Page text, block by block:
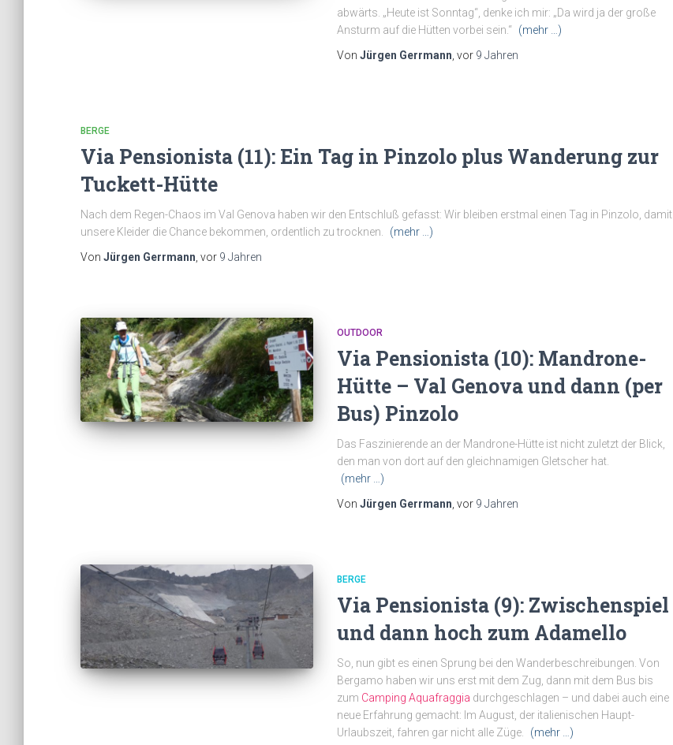
abwärts. „Heute ist Sonntag“, denke ich mir: „Da wird ja der große
Ansturm auf die Hütten vorbei sein.“ (mehr …)
Von Jürgen Gerrmann , vor 9 Jahren
BERGE
Via Pensionista (11): Ein Tag in Pinzolo plus Wanderung zur
Tuckett-Hütte
Nach dem Regen-Chaos im Val Genova haben wir den Entschluß gefasst: Wir bleiben erstmal einen Tag in Pinzolo, damit
unsere Kleider die Chance bekommen, ordentlich zu trocknen.
(mehr …)
Von Jürgen Gerrmann , vor 9 Jahren
OUTDOOR
Via Pensionista (10): Mandrone-
Hütte – Val Genova und dann (per
Bus) Pinzolo
Das Faszinierende an der Mandrone-Hütte ist nicht zuletzt der Blick,
den man von dort auf den gleichnamigen Gletscher hat.
(mehr …)
Von Jürgen Gerrmann , vor 9 Jahren
BERGE
Via Pensionista (9): Zwischenspiel
und dann hoch zum Adamello
So, nun gibt es einen Sprung bei den Wanderbeschreibungen. Von
Bergamo haben wir uns erst mit dem Zug, dann mit dem Bus bis
zum Camping Aquafraggia durchgeschlagen – und dabei auch eine
neue Erfahrung gemacht: Im August, der italienischen Haupt-
Urlaubszeit, fahren gar nicht alle Züge.
(mehr …)